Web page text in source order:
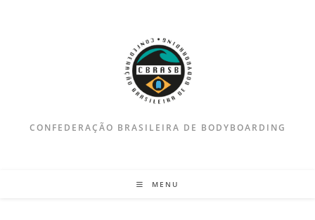
CONFEDERAÇÃO BRASILEIRA DE BODYBOARDING
MENU